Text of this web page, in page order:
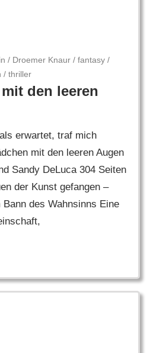
/ Droemer Knaur / fantasy /
/ thriller
den leeren
erwartet, traf mich
mit den leeren Augen
Sandy DeLuca 304 Seiten
der Kunst gefangen –
des Wahnsinns Eine